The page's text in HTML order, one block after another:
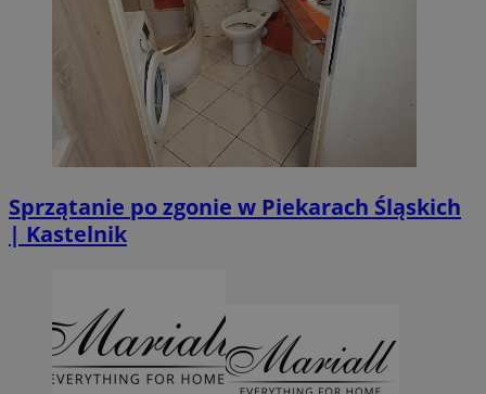
Sprzątanie po zgonie w Piekarach Śląskich
| Kastelnik